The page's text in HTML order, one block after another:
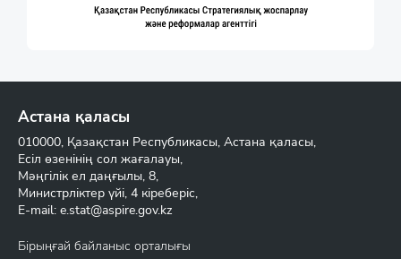
Астана қаласы
010000, Қазақстан Республикасы, Астана қаласы,
Есіл өзенінің сол жағалауы,
Мәңгілік ел даңғылы, 8,
Министрліктер үйі, 4 кіреберіс,
E-mail: e.stat@aspire.gov.kz
Бірыңғай байланыс орталығы